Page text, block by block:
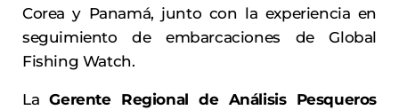
Corea y Panamá, junto con la experiencia en
seguimiento de embarcaciones de Global
Fishing Watch.
LaGerente Regional de Análisis Pesqueros